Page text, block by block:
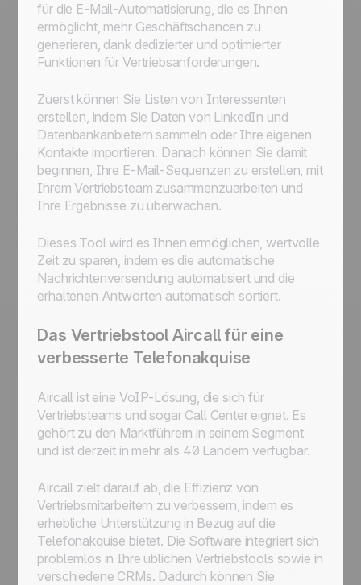
für die E-Mail-Automatisierung, die es Ihnen
ermöglicht, mehr Geschäftschancen zu
generieren, dank dedizierter und optimierter
Funktionen für Vertriebsanforderungen.
Zuerst können Sie Listen von Interessenten
erstellen, indem Sie Daten von LinkedIn und
Datenbankanbietern sammeln oder Ihre eigenen
Kontakte importieren. Danach können Sie damit
beginnen, Ihre E-Mail-Sequenzen zu erstellen, mit
Ihrem Vertriebsteam zusammenzuarbeiten und
Ihre Ergebnisse zu überwachen.
Dieses Tool wird es Ihnen ermöglichen, wertvolle
Zeit zu sparen, indem es die automatische
Nachrichtenversendung automatisiert und die
erhaltenen Antworten automatisch sortiert.
Das Vertriebstool Aircall für eine
verbesserte Telefonakquise
Aircall ist eine VoIP-Lösung, die sich für
Vertriebsteams und sogar Call Center eignet. Es
gehört zu den Marktführern in seinem Segment
und ist derzeit in mehr als 40 Ländern verfügbar.
Aircall zielt darauf ab, die Effizienz von
Vertriebsmitarbeitern zu verbessern, indem es
erhebliche Unterstützung in Bezug auf die
Telefonakquise bietet. Die Software integriert sich
problemlos in Ihre üblichen Vertriebstools sowie in
verschiedene CRMs. Dadurch können Sie